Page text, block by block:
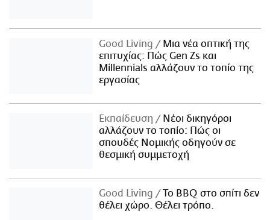
Good Living
Μια νέα οπτική της
επιτυχίας: Πώς Gen Zs και
Millennials αλλάζουν το τοπίο της
εργασίας
Εκπαίδευση
Νέοι δικηγόροι
αλλάζουν το τοπίο: Πώς οι
σπουδές Νομικής οδηγούν σε
θεσμική συμμετοχή
Good Living
Το BBQ στο σπίτι δεν
θέλει χώρο. Θέλει τρόπο.